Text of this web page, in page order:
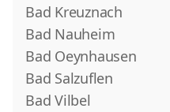
Bad Kreuznach
Bad Nauheim
Bad Oeynhausen
Bad Salzuflen
Bad Vilbel